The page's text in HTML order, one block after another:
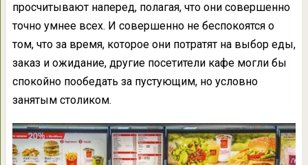
просчитывают наперед, полагая, что они совершенно
точно умнее всех. И совершенно не беспокоятся о
том, что за время, которое они потратят на выбор еды,
заказ и ожидание, другие посетители кафе могли бы
спокойно пообедать за пустующим, но условно
занятым столиком.